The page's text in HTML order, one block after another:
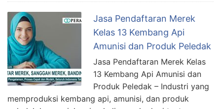
Jasa Pendaftaran Merek
Kelas 13 Kembang Api
Amunisi dan Produk Peledak
Jasa Pendaftaran Merek Kelas
13 Kembang Api Amunisi dan
Produk Peledak – Industri yang
memproduksi kembang api, amunisi, dan produk